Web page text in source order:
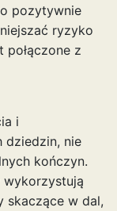
pozytywnie
ryzyko
z
i
nie
kończyn.
skaczące w dal,